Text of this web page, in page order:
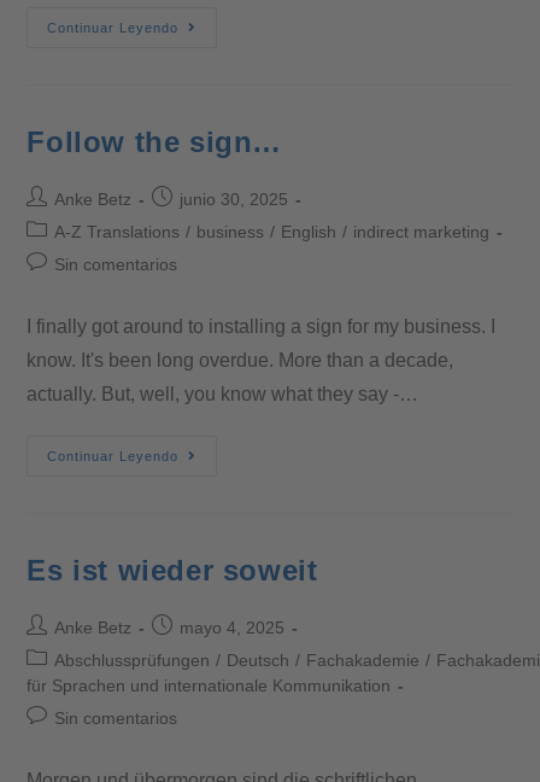
Continuar Leyendo
Follow the sign…
Anke Betz
junio 30, 2025
A-Z Translations / business / English / indirect marketing
Sin comentarios
I finally got around to installing a sign for my business. I
know. It's been long overdue. More than a decade,
actually. But, well, you know what they say -…
Continuar Leyendo
Es ist wieder soweit
Anke Betz
mayo 4, 2025
Abschlussprüfungen / Deutsch / Fachakademie /
für Sprachen und internationale Kommunikation
Sin comentarios